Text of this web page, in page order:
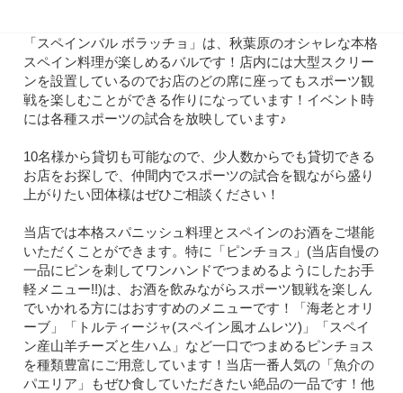
「スペインバル ボラッチョ」は、秋葉原のオシャレな本格
スペイン料理が楽しめるバルです！店内には大型スクリー
ンを設置しているのでお店のどの席に座ってもスポーツ観
戦を楽しむことができる作りになっています！イベント時
には各種スポーツの試合を放映しています♪
10名様から貸切も可能なので、少人数からでも貸切できる
お店をお探しで、仲間内でスポーツの試合を観ながら盛り
上がりたい団体様はぜひご相談ください！
当店では本格スパニッシュ料理とスペインのお酒をご堪能
いただくことができます。特に「ピンチョス」(当店自慢の
一品にピンを刺してワンハンドでつまめるようにしたお手
軽メニュー!!)は、お酒を飲みながらスポーツ観戦を楽しん
でいかれる方にはおすすめのメニューです！「海老とオリ
ーブ」「トルティージャ(スペイン風オムレツ)」「スペイ
ン産山羊チーズと生ハム」など一口でつまめるピンチョス
を種類豊富にご用意しています！当店一番人気の「魚介の
パエリア」もぜひ食していただきたい絶品の一品です！他